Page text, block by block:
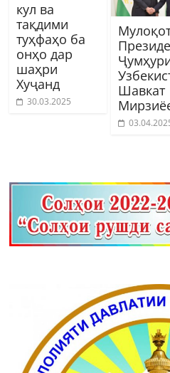
кул ва
тақдими
туҳфаҳо ба
онҳо дар
шаҳри
Хуҷанд
30.03.2025
Шавкат